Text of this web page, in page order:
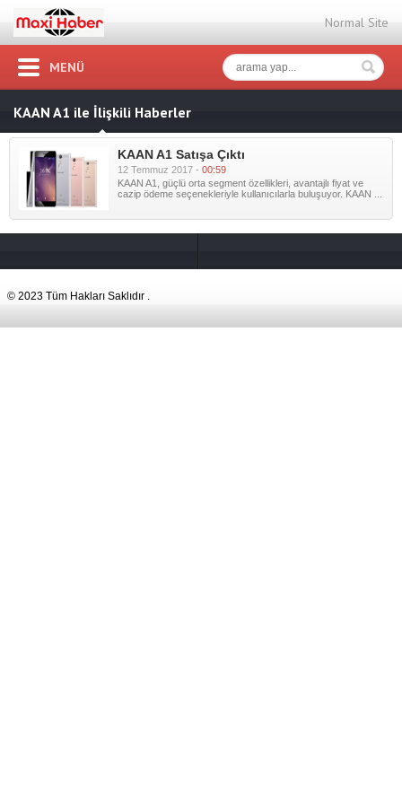
Normal Site
MENÜ
KAAN A1 ile İlişkili Haberler
KAAN A1 Satışa Çıktı
12 Temmuz 2017 - 00:59
KAAN A1, güçlü orta segment özellikleri, avantajlı fiyat ve
cazip ödeme seçenekleriyle kullanıcılarla buluşuyor. KAAN ...
© 2023 Tüm Hakları Saklıdır .